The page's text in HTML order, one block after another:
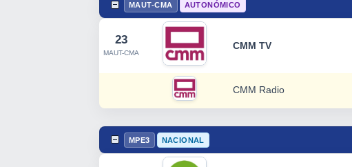
MAUT-CMA AUTONÓMICO
23
MAUT-CMA
CMM TV
CMM Radio
MPE3 NACIONAL